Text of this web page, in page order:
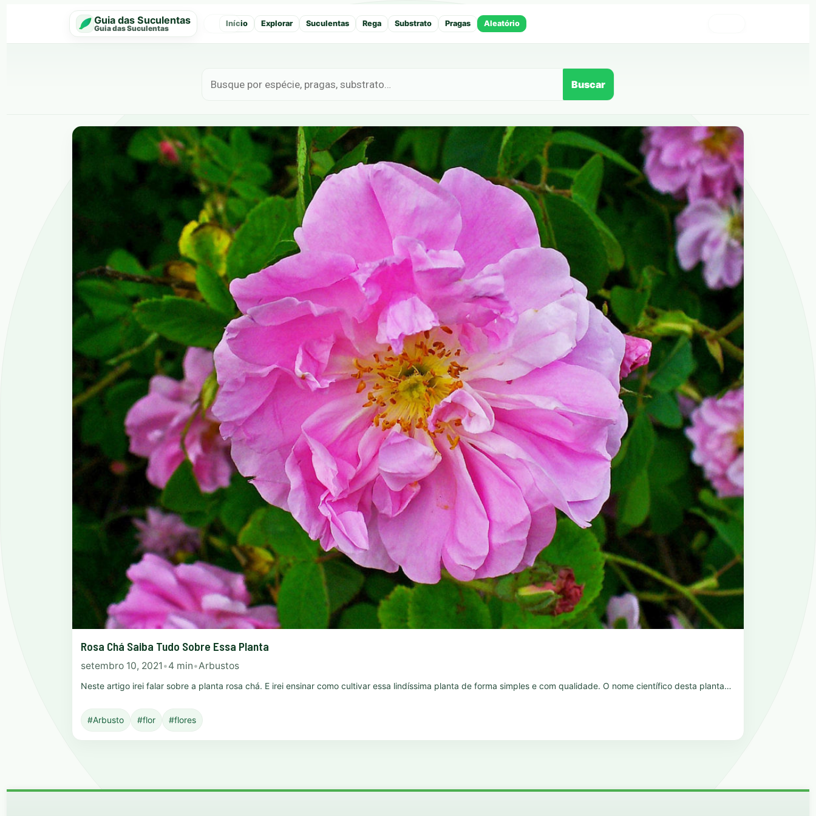
Guia das Suculentas
Guia das Suculentas
Início Explorar Suculentas Rega Substrato Pragas Aleatório
Buscar
Rosa Chá Saiba Tudo Sobre Essa Planta
setembro 10, 2021 •4 min•Arbustos
Neste artigo irei falar sobre a planta rosa chá. E irei ensinar como cultivar essa lindíssima planta de forma simples e com qualidade. O nome científico desta planta…
#Arbusto #flor #flores